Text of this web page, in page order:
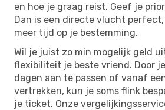
en hoe je graag reist. Geef je
Dan is een directe vlucht
meer tijd op je bestemming.
Wil je juist zo min mogelijk geld
flexibiliteit je beste vriend. Door
dagen aan te passen of vanaf
vertrekken, kun je soms flink
je ticket. Onze